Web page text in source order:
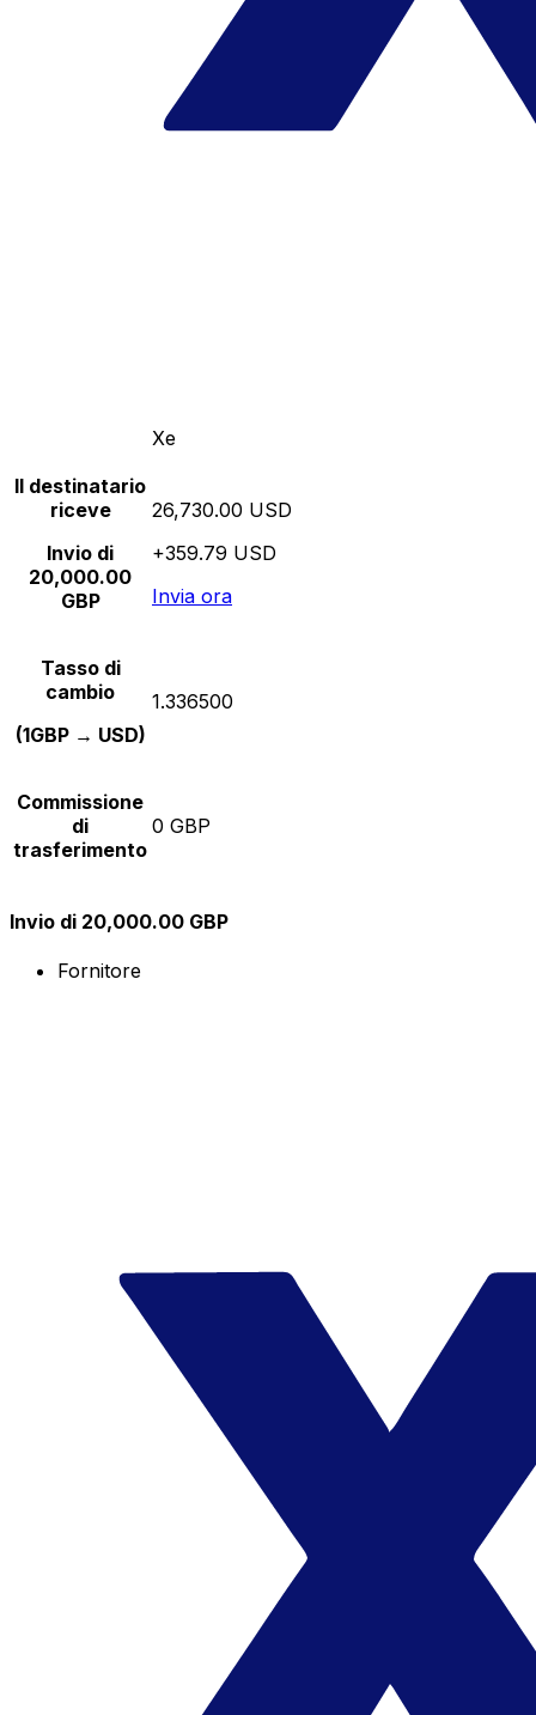
Xe
Il destinatario
riceve
Invio di
20,000.00
GBP
26,730.00 USD
+359.79 USD
Invia ora
Tasso di
cambio
(1GBP → USD)
1.336500
Commissione
di
trasferimento
0 GBP
Invio di 20,000.00 GBP
Fornitore